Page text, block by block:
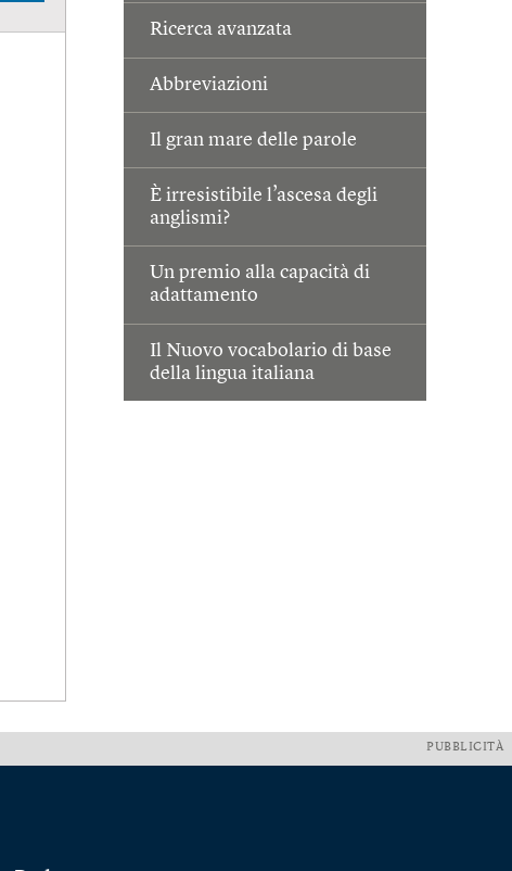
Ricerca avanzata
Abbreviazioni
Il gran mare delle parole
È irresistibile l’ascesa degli
anglismi?
Un premio alla capacità di
adattamento
Il Nuovo vocabolario di base
della lingua italiana
PUBBLICITÀ